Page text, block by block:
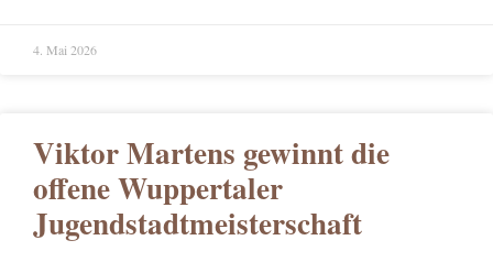
4. Mai 2026
Viktor Martens gewinnt die
offene Wuppertaler
Jugendstadtmeisterschaft